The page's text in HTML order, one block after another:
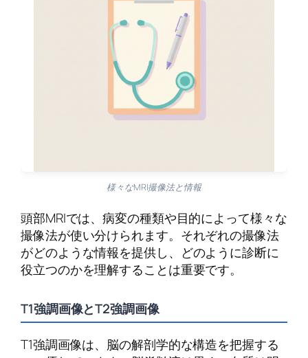
様々なMRI撮像法と情報
頭部MRIでは、病変の種類や目的によって様々な
撮像法が使い分けられます。それぞれの撮像法
がどのような情報を提供し、どのように診断に
役立つのかを理解することは重要です。
T1強調画像とT2強調画像
T1強調画像は、脳の解剖学的な構造を把握する